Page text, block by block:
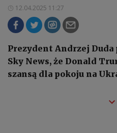
12.04.2025 11:27
Prezydent Andrzej
Sky News, że Donald
szansą dla pokoju na